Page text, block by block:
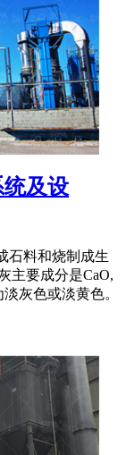
及设
石料和烧制成生
主要成分是CaO,
灰色或淡黄色。